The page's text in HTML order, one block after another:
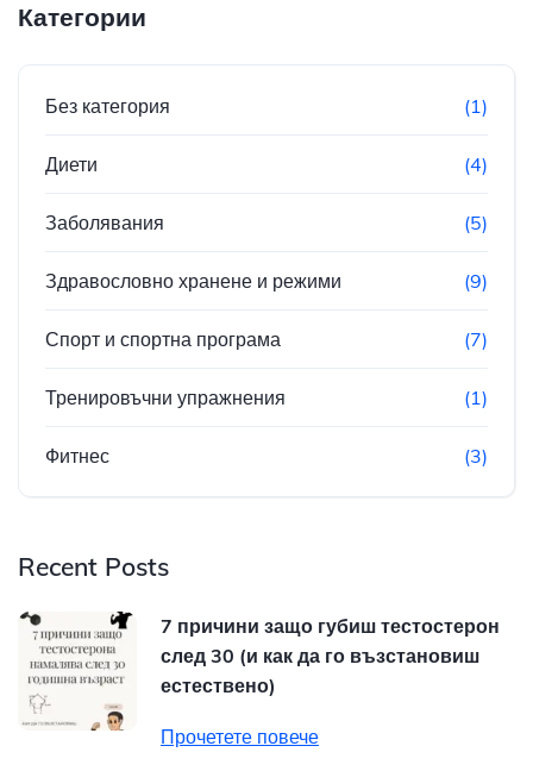
Категории
Без категория (1)
Диети (4)
Заболявания (5)
Здравословно хранене и режими (9)
Спорт и спортна програма (7)
Тренировъчни упражнения (1)
Фитнес (3)
Recent Posts
7 причини защо губиш тестостерон
след 30 (и как да го възстановиш
естествено)
Прочетете повече